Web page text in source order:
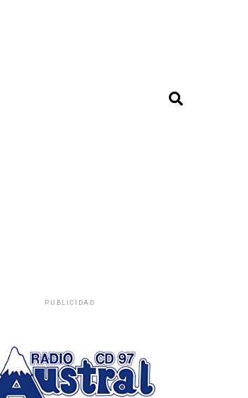
PUBLICIDAD